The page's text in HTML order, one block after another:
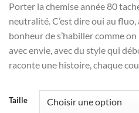
Porter la chemise année 80
neutralité. C’est dire oui au
bonheur de s’habiller comme
avec envie, avec du style qui
raconte une histoire, chaque
Taille